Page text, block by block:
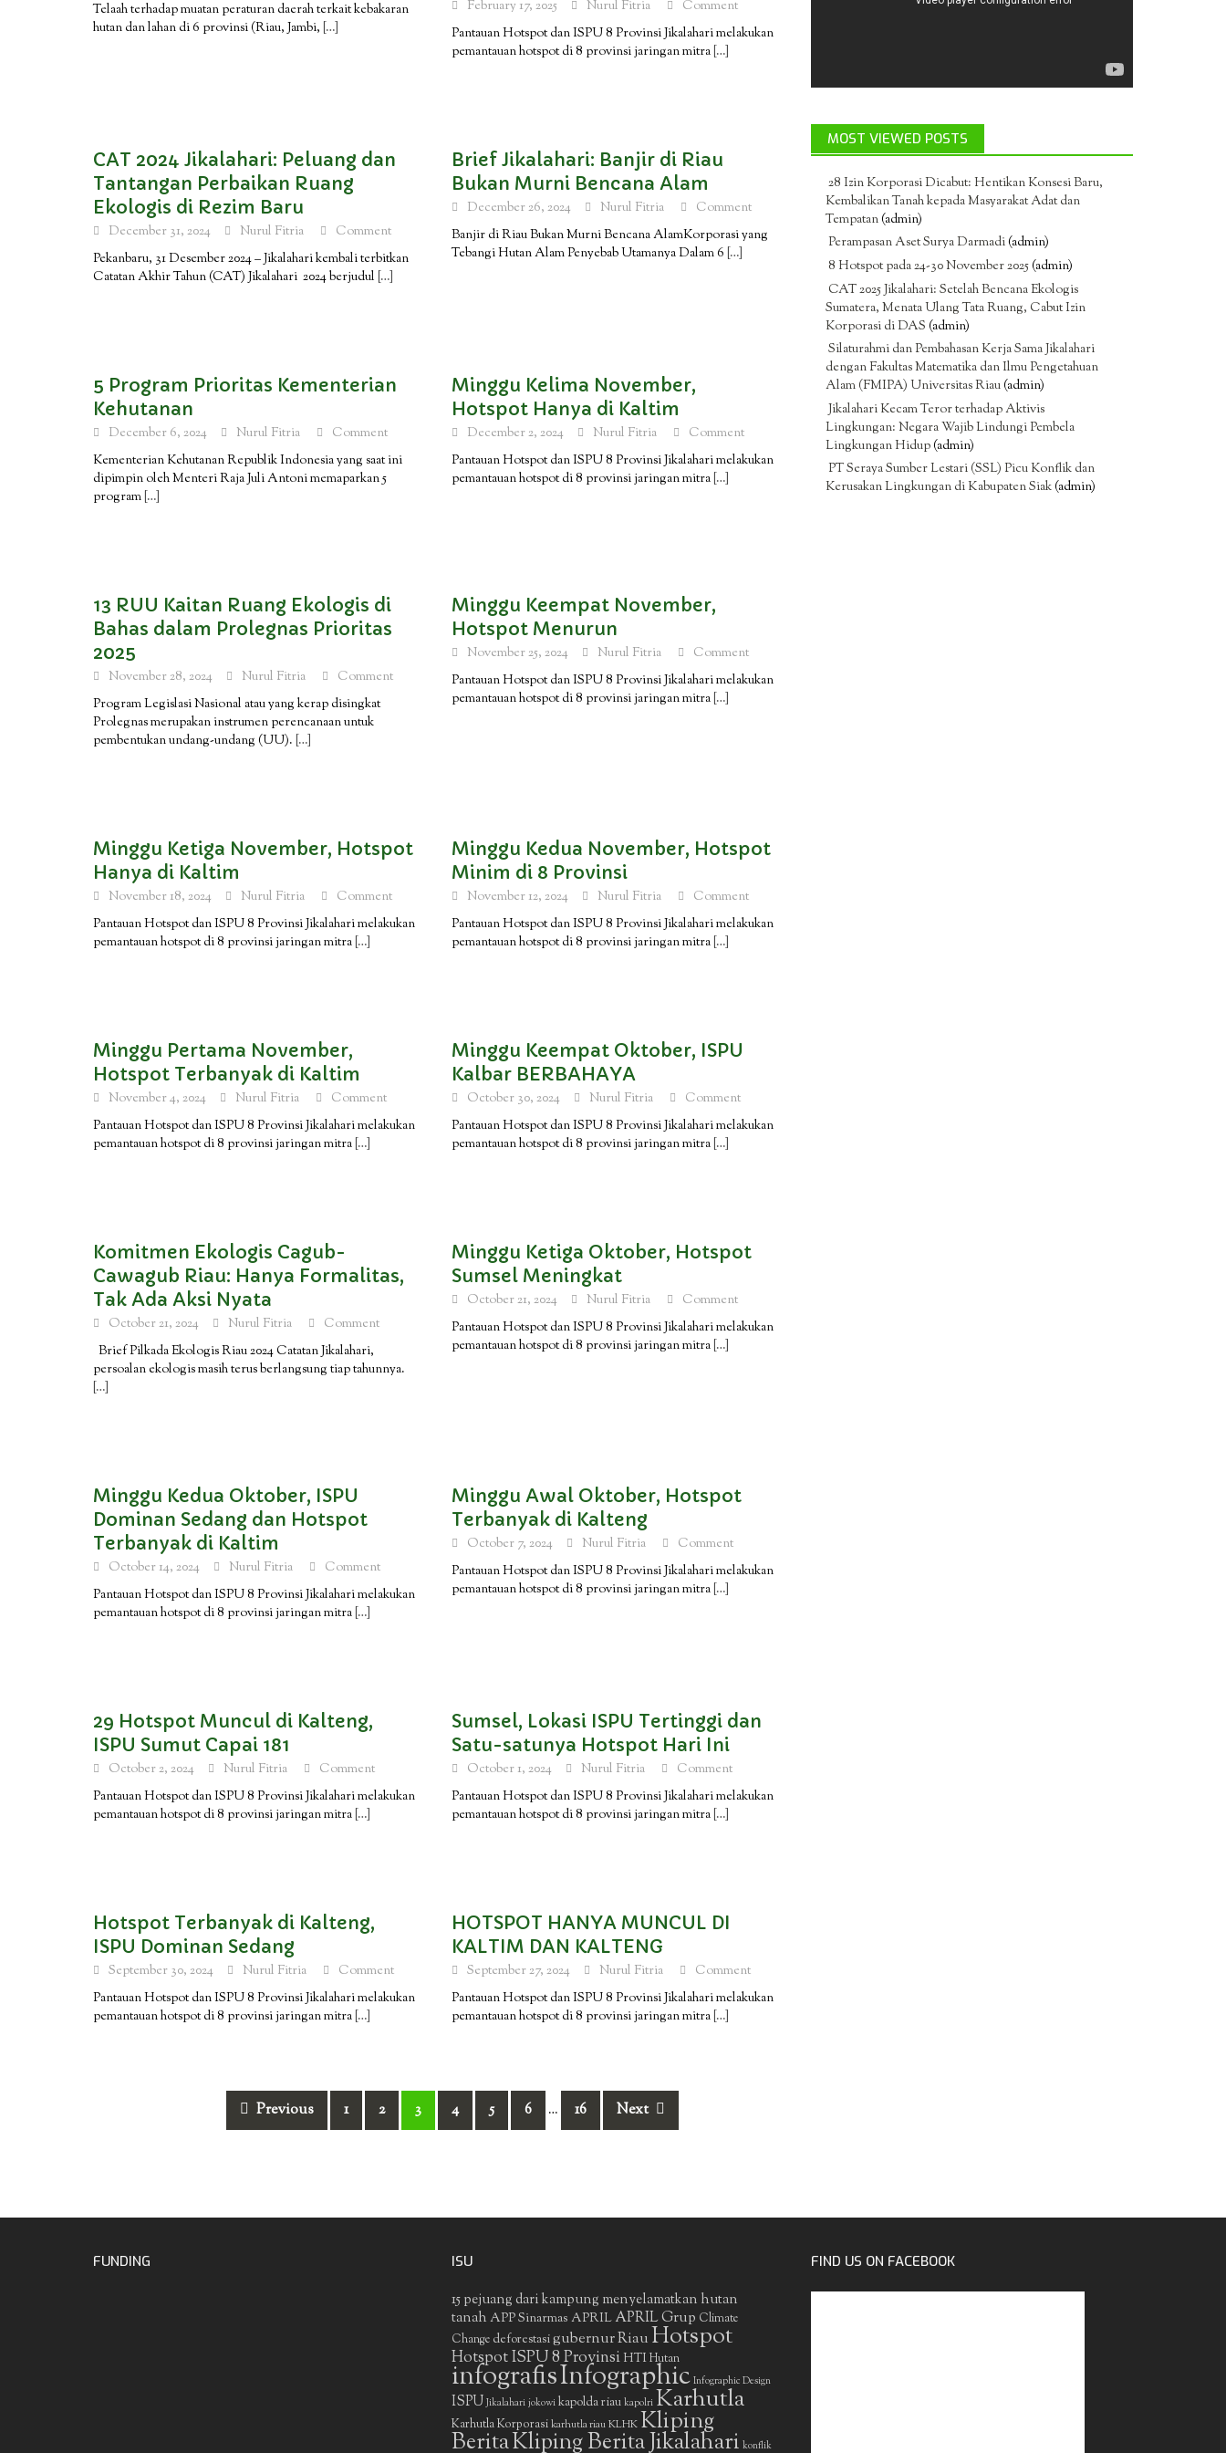
Telaah terhadap muatan peraturan daerah terkait kebakaran
hutan dan lahan di 6 provinsi (Riau, Jambi, […]
February 17, 2025 Nurul Fitria
Comment
Pantauan Hotspot dan ISPU 8 Provinsi Jikalahari melakukan
pemantauan hotspot di 8 provinsi jaringan mitra […]
CAT 2024 Jikalahari: Peluang dan
Tantangan Perbaikan Ruang
Ekologis di Rezim Baru
December 31, 2024 Nurul Fitria
Comment
Pekanbaru, 31 Desember 2024 – Jikalahari kembali terbitkan
Catatan Akhir Tahun (CAT) Jikalahari 2024 berjudul […]
Brief Jikalahari: Banjir di Riau
Bukan Murni Bencana Alam
December 26, 2024 Nurul Fitria
Comment
Banjir di Riau Bukan Murni Bencana AlamKorporasi yang
Tebangi Hutan Alam Penyebab Utamanya Dalam 6 […]
5 Program Prioritas Kementerian
Kehutanan
December 6, 2024 Nurul Fitria
Comment
Kementerian Kehutanan Republik Indonesia yang saat ini
dipimpin oleh Menteri Raja Juli Antoni memaparkan 5
program […]
Minggu Kelima November,
Hotspot Hanya di Kaltim
December 2, 2024 Nurul Fitria
Comment
Pantauan Hotspot dan ISPU 8 Provinsi Jikalahari melakukan
pemantauan hotspot di 8 provinsi jaringan mitra […]
13 RUU Kaitan Ruang Ekologis di
Bahas dalam Prolegnas Prioritas
2025
November 28, 2024 Nurul Fitria
Comment
Program Legislasi Nasional atau yang kerap disingkat
Prolegnas merupakan instrumen perencanaan untuk
pembentukan undang-undang (UU). […]
Minggu Keempat November,
Hotspot Menurun
November 25, 2024 Nurul Fitria
Comment
Pantauan Hotspot dan ISPU 8 Provinsi Jikalahari melakukan
pemantauan hotspot di 8 provinsi jaringan mitra […]
Minggu Ketiga November, Hotspot
Hanya di Kaltim
November 18, 2024 Nurul Fitria
Comment
Pantauan Hotspot dan ISPU 8 Provinsi Jikalahari melakukan
pemantauan hotspot di 8 provinsi jaringan mitra […]
Minggu Kedua November, Hotspot
Minim di 8 Provinsi
November 12, 2024 Nurul Fitria
Comment
Pantauan Hotspot dan ISPU 8 Provinsi Jikalahari melakukan
pemantauan hotspot di 8 provinsi jaringan mitra […]
Minggu Pertama November,
Hotspot Terbanyak di Kaltim
November 4, 2024 Nurul Fitria
Comment
Pantauan Hotspot dan ISPU 8 Provinsi Jikalahari melakukan
pemantauan hotspot di 8 provinsi jaringan mitra […]
Minggu Keempat Oktober, ISPU
Kalbar BERBAHAYA
October 30, 2024 Nurul Fitria
Comment
Pantauan Hotspot dan ISPU 8 Provinsi Jikalahari melakukan
pemantauan hotspot di 8 provinsi jaringan mitra […]
Komitmen Ekologis Cagub-
Cawagub Riau: Hanya Formalitas,
Tak Ada Aksi Nyata
October 21, 2024 Nurul Fitria
Comment
Brief Pilkada Ekologis Riau 2024 Catatan Jikalahari,
persoalan ekologis masih terus berlangsung tiap tahunnya.
[…]
Minggu Ketiga Oktober, Hotspot
Sumsel Meningkat
October 21, 2024 Nurul Fitria
Comment
Pantauan Hotspot dan ISPU 8 Provinsi Jikalahari melakukan
pemantauan hotspot di 8 provinsi jaringan mitra […]
Minggu Kedua Oktober, ISPU
Dominan Sedang dan Hotspot
Terbanyak di Kaltim
October 14, 2024 Nurul Fitria
Comment
Pantauan Hotspot dan ISPU 8 Provinsi Jikalahari melakukan
pemantauan hotspot di 8 provinsi jaringan mitra […]
Minggu Awal Oktober, Hotspot
Terbanyak di Kalteng
October 7, 2024 Nurul Fitria
Comment
Pantauan Hotspot dan ISPU 8 Provinsi Jikalahari melakukan
pemantauan hotspot di 8 provinsi jaringan mitra […]
29 Hotspot Muncul di Kalteng,
ISPU Sumut Capai 181
October 2, 2024 Nurul Fitria
Comment
Pantauan Hotspot dan ISPU 8 Provinsi Jikalahari melakukan
pemantauan hotspot di 8 provinsi jaringan mitra […]
Sumsel, Lokasi ISPU Tertinggi dan
Satu-satunya Hotspot Hari Ini
October 1, 2024 Nurul Fitria
Comment
Pantauan Hotspot dan ISPU 8 Provinsi Jikalahari melakukan
pemantauan hotspot di 8 provinsi jaringan mitra […]
Hotspot Terbanyak di Kalteng,
ISPU Dominan Sedang
September 30, 2024 Nurul Fitria
Comment
Pantauan Hotspot dan ISPU 8 Provinsi Jikalahari melakukan
pemantauan hotspot di 8 provinsi jaringan mitra […]
HOTSPOT HANYA MUNCUL DI
KALTIM DAN KALTENG
September 27, 2024 Nurul Fitria
Comment
Pantauan Hotspot dan ISPU 8 Provinsi Jikalahari melakukan
pemantauan hotspot di 8 provinsi jaringan mitra […]
Previous 1 2 3 4 5 6 … 16 Next
MOST VIEWED POSTS
28 Izin Korporasi Dicabut: Hentikan Konsesi Baru,
Kembalikan Tanah kepada Masyarakat Adat dan
Tempatan(admin)
Perampasan Aset Surya Darmadi(admin)
8 Hotspot pada 24-30 November 2025(admin)
CAT 2025 Jikalahari: Setelah Bencana Ekologis
Sumatera, Menata Ulang Tata Ruang, Cabut Izin
Korporasi di DAS (admin)
Silaturahmi dan Pembahasan Kerja Sama Jikalahari
dengan Fakultas Matematika dan Ilmu Pengetahuan
Alam (FMIPA) Universitas Riau(admin)
Jikalahari Kecam Teror terhadap Aktivis
Lingkungan: Negara Wajib Lindungi Pembela
Lingkungan Hidup(admin)
PT Seraya Sumber Lestari (SSL) Picu Konflik dan
Kerusakan Lingkungan di Kabupaten Siak(admin)
FUNDING ISU
15 pejuang dari kampung menyelamatkan hutan
tanah APP Sinarmas APRIL APRIL Grup Climate
Change deforestasigubernur RiauHotspot
Hotspot ISPU 8 ProvinsiHTIHutan
infografisInfographic Infographic Design
ISPU Jikalahari jokowi kapolda riau kapolri Karhutla
Karhutla Korporasi karhutla riau KLHKKliping
BeritaKliping Berita Jikalahari konflik
FIND US ON FACEBOOK